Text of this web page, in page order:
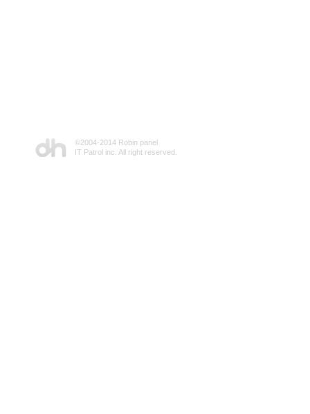
©2004-2014 Robin panel
IT Patrol inc. All right reserved.